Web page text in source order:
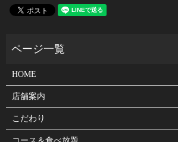
HOME
店舗案内
こだわり